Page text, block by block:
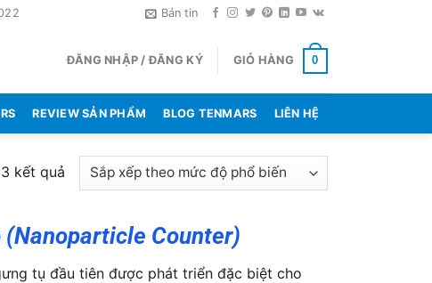
Bản tin
ĐĂNG NHẬP / ĐĂNG KÝ GIỎ HÀNG 0
REVIEW SẢN PHẨM BLOG TENMARS LIÊN HỆ
kết quảĐã
sắp
theo
Counter)
tụ đầu tiên được phát triển đặc biệt cho